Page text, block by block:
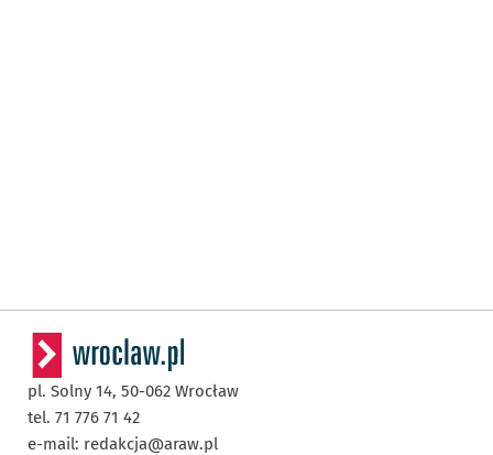
pl. Solny 14, 50-062 Wrocław
tel. 71 776 71 42
e-mail: redakcja@araw.pl